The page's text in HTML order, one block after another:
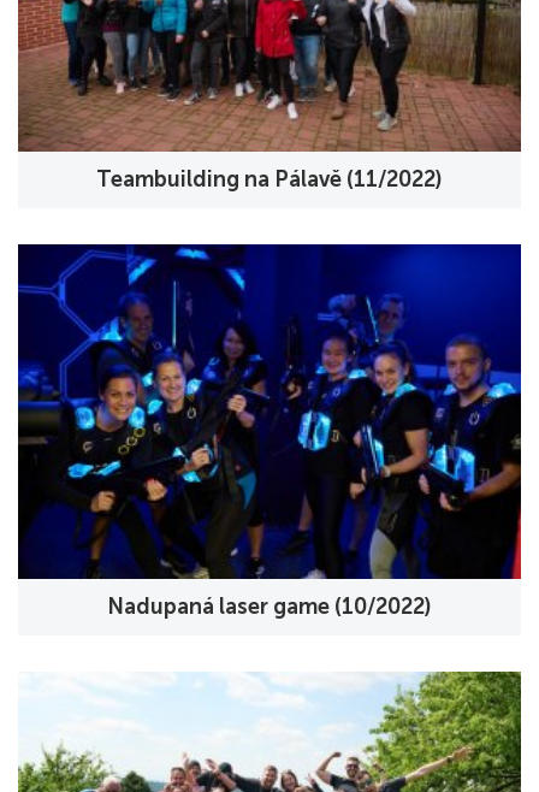
Teambuilding na Pálavě (11/2022)
Nadupaná laser game (10/2022)